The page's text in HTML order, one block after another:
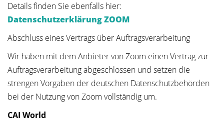
Details finden Sie ebenfalls hier:
Datenschutzerklärung ZOOM
Abschluss eines Vertrags über Auftragsverarbeitung
Wir haben mit dem Anbieter von Zoom einen Vertrag zur
Auftragsverarbeitung abgeschlossen und setzen die
strengen Vorgaben der deutschen Datenschutzbehörden
bei der Nutzung von Zoom vollständig um.
CAI World